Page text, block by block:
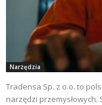
Narzędzia
Tradensa Sp. z o.o. to
narzędzi